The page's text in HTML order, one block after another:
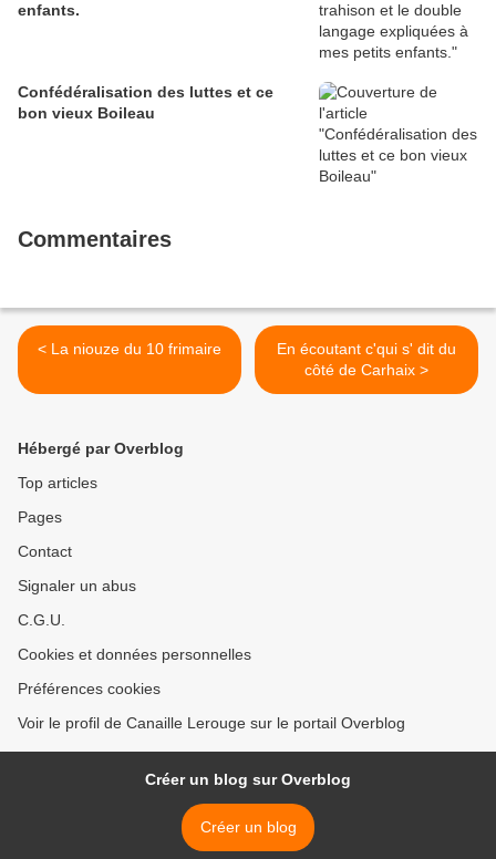
enfants.
Confédéralisation des luttes et ce
bon vieux Boileau
Commentaires
< La niouze du 10 frimaire
En écoutant c'qui s' dit du
côté de Carhaix >
Hébergé par Overblog
Top articles
Pages
Contact
Signaler un abus
C.G.U.
Cookies et données personnelles
Préférences cookies
Voir le profil de Canaille Lerouge sur le portail Overblog
Créer un blog sur Overblog
Créer un blog